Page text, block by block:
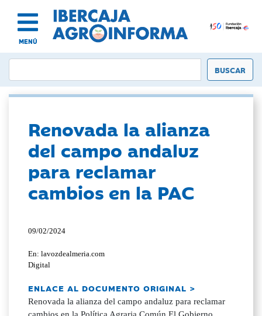
MENÚ
Renovada la alianza
del campo andaluz
para reclamar
cambios en la PAC
09/02/2024
En: lavozdealmeria.com
Digital
ENLACE AL DOCUMENTO ORIGINAL >
Renovada la alianza del campo andaluz para reclamar